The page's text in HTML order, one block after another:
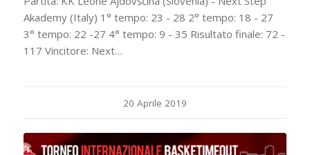
Akademy (Italy) 1° tempo: 23 - 28 2° tempo: 18 - 27
3° tempo: 22 -27 4° tempo: 9 - 35 Risultato finale: 72 -
117 Vincitore: Next…
20 Aprile 2019